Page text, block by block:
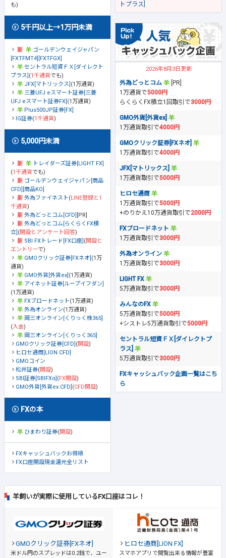
も)
5千円以上→1万円未満
ゴールデンウェイジャパン
[FXTFMT4][FXTFGX]
セントラル短資ＦＸ[ダイレクト
プラス] (1千通貨でも)
JFX[マトリックス] (1万通貨)
三菱UFJ eスマート証券[三菱
UFJ eスマート証券FX] (1万通貨)
Plus500JP証券[FX]
IG証券(1千通貨)
5,000円未満
トレイダーズ証券[LIGHT FX]
(1千通貨でも)
ゴールデンウェイジャパン[商品
CFD][商品KO]
外為ファイネスト(LINE登録と1
千通貨)
外為どっとコム[CFD] [PR]
外為どっとコム[らくらくFX積
立] (開設とアンケート回答)
SBI FXトレード[FX口座] (開設と
エントリーで)
GMOクリック証券[FXネオ] (1万
通貨)
GMO外貨[外貨ex] (1万通貨)
アイネット証券[ループイフダン]
(1万通貨)
FXブロードネット(1万通貨)
外為オンライン(1万通貨)
岡三オンライン[くりっく株365]
(入金)
岡三オンライン[くりっく365]
GMOクリック証券[CFD] (開設)
ヒロセ通商[LION CFD]
GMOコイン
松井証券(開設)
SBI証券[SBIFXα] (FX開設)
GMO外貨[外貨ex CFD] (CFD開設)
FXの本
ひまわり証券(開設)
FXキャッシュバックお得順
FX口座開設現金還元全リスト
トプラス]
2026年8月3日更新
外為どっとコム
[PR]
1万通貨で5000円
らくらくFX積立1回取引で3000円
GMO外貨[外貨ex]
1万通貨取引で4000円
GMOクリック証券[FXネオ]
1万通貨取引で4000円
JFX[マトリックス]
1万通貨取引で5000円
ヒロセ通商
1万通貨取引で5000円
+のりかえ10万通貨取引で2000円
FXブロードネット
1万通貨取引で3000円
外為オンライン
1万通貨取引で3000円
LIGHT FX
5万通貨取引で3000円
みんなのFX
5万通貨取引で5000円
+シストレ5万通貨取引で5000円
セントラル短資ＦＸ[ダイレクトプ
ラス]
5万通貨取引で3000円
FXキャッシュバック企画一覧はこち
ら
羊飼いが実際に使用しているFX口座はコレ！
GMOクリック証券[FXネオ]
米ドル円のスプレッドは0.2銭で、ユー
ヒロセ通商[LION FX]
スマホアプリで閲覧出来る情報が豊富